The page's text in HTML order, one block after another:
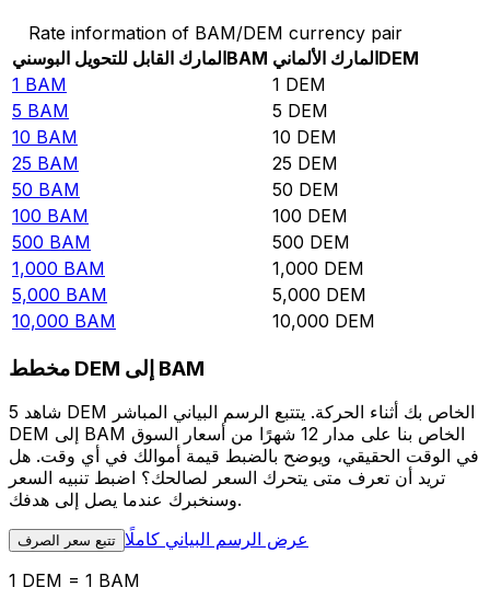
Rate information of BAM/DEM currency pair
المارك القابل للتحويل البوسنيBAM المارك الألمانيDEM
1 BAM 1 DEM
5 BAM 5 DEM
10 BAM 10 DEM
25 BAM 25 DEM
50 BAM 50 DEM
100 BAM 100 DEM
500 BAM 500 DEM
1,000 BAM 1,000 DEM
5,000 BAM 5,000 DEM
10,000 BAM 10,000 DEM
مخطط DEM إلى BAM
شاهد 5 DEM الخاص بك أثناء الحركة. يتتبع الرسم البياني المباشر
DEM إلى BAM الخاص بنا على مدار 12 شهرًا من أسعار السوق
في الوقت الحقيقي، ويوضح بالضبط قيمة أموالك في أي وقت. هل
تريد أن تعرف متى يتحرك السعر لصالحك؟ اضبط تنبيه السعر
وسنخبرك عندما يصل إلى هدفك.
تتبع سعر الصرف عرض الرسم البياني كاملًا
1 DEM = 1 BAM